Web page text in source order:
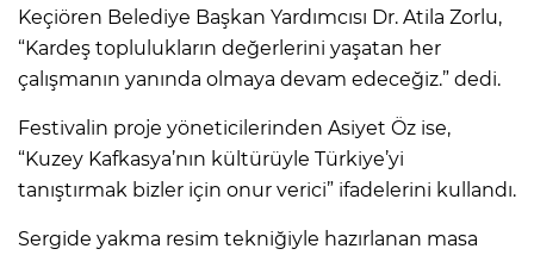
Keçiören Belediye Başkan Yardımcısı Dr. Atila Zorlu,
“Kardeş toplulukların değerlerini yaşatan her
çalışmanın yanında olmaya devam edeceğiz.” dedi.
Festivalin proje yöneticilerinden Asiyet Öz ise,
“Kuzey Kafkasya’nın kültürüyle Türkiye’yi
tanıştırmak bizler için onur verici” ifadelerini kullandı.
Sergide yakma resim tekniğiyle hazırlanan masa